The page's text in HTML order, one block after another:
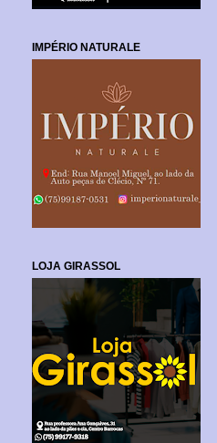
IMPÉRIO NATURALE
LOJA GIRASSOL